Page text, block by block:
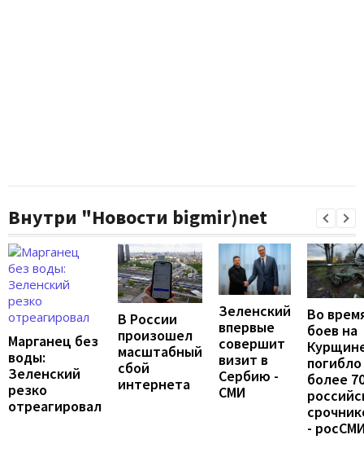
Внутри "Новости bigmir)net
Марганец без
воды:
Зеленский
резко
отреагировал
В России
произошел
масштабный
сбой
интернета
Зеленский
впервые
совершит
визит в
Сербию -
СМИ
Во
боев на
погибло
более
-